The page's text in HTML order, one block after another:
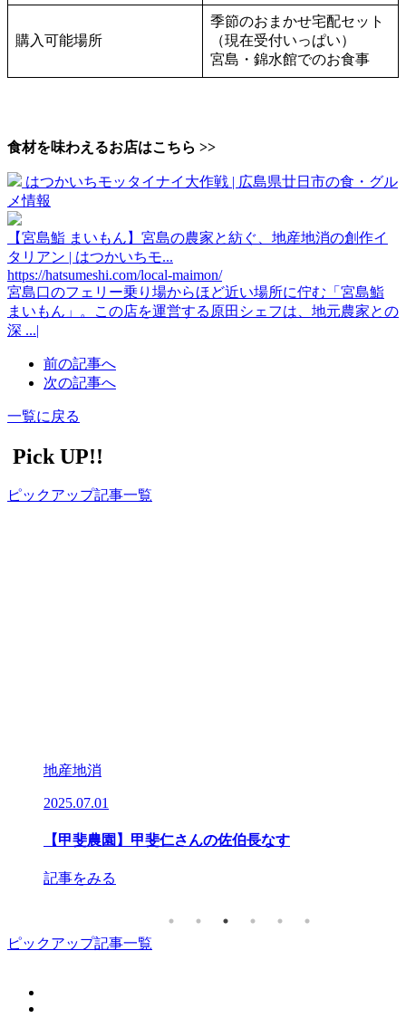
購入可能場所
季節のおまかせ宅配セット
（現在受付いっぱい）
宮島・錦水館でのお食事
食材を味わえるお店はこちら >>
はつかいちモッタイナイ大作戦 | 広島県廿日市の食・グル
メ情報
【宮島鮨 まいもん】宮島の農家と紡ぐ、地産地消の創作イ
タリアン | はつかいちモ...
https://hatsumeshi.com/local-maimon/
宮島口のフェリー乗り場からほど近い場所に佇む「宮島鮨
まいもん」。この店を運営する原田シェフは、地元農家との
深 ...|
前の記事へ
次の記事へ
一覧に戻る
Pick UP!!
ピックアップ記事一覧
地産地消
2025.07.01
【甲斐農園】甲斐仁さんの佐伯長なす
記事をみる
ピックアップ記事一覧